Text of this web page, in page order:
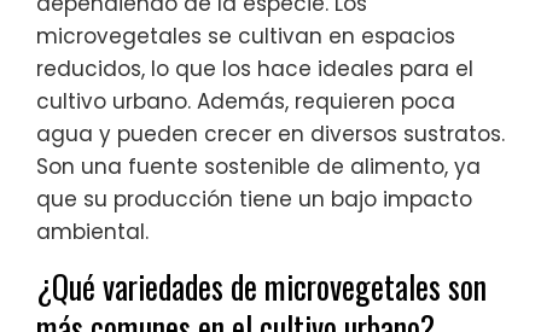
microvegetales se cultivan en espacios
reducidos, lo que los hace ideales para el
cultivo urbano. Además, requieren poca
agua y pueden crecer en diversos sustratos.
Son una fuente sostenible de alimento, ya
que su producción tiene un bajo impacto
ambiental.
¿Qué variedades de microvegetales son